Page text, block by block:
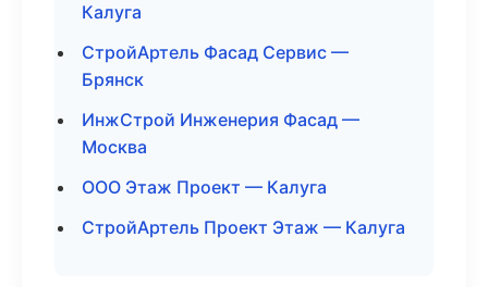
Калуга
СтройАртель Фасад Сервис —
Брянск
ИнжСтрой Инженерия Фасад —
Москва
ООО Этаж Проект — Калуга
СтройАртель Проект Этаж — Калуга